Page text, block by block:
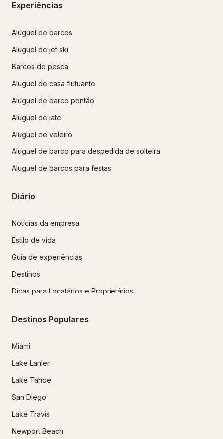
Experiências
Aluguel de barcos
Aluguel de jet ski
Barcos de pesca
Aluguel de casa flutuante
Aluguel de barco pontão
Aluguel de iate
Aluguel de veleiro
Aluguel de barco para despedida de solteira
Aluguel de barcos para festas
Diário
Notícias da empresa
Estilo de vida
Guia de experiências
Destinos
Dicas para Locatários e Proprietários
Destinos Populares
Miami
Lake Lanier
Lake Tahoe
San Diego
Lake Travis
Newport Beach